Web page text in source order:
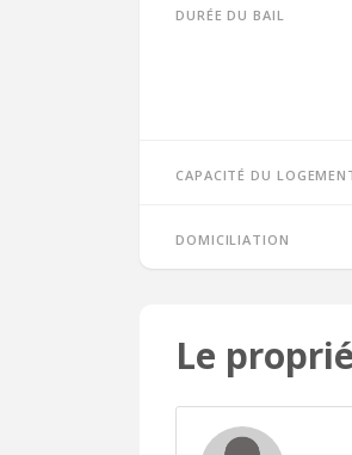
Durée du bail
Capacité du
Domiciliation
Le